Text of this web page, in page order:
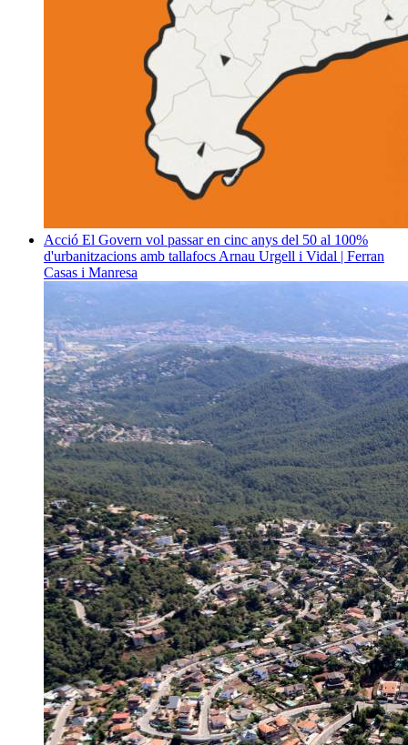
Acció El Govern vol passar en cinc anys del 50 al 100%
d'urbanitzacions amb tallafocs Arnau Urgell i Vidal | Ferran
Casas i Manresa